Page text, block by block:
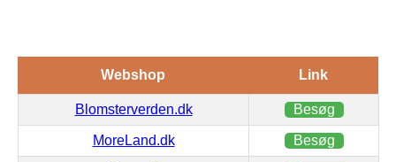
Webshop Link
Blomsterverden.dk Besøg
MoreLand.dk Besøg